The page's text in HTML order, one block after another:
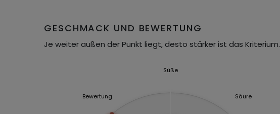
GESCHMACK UND BEWERTUNG
Je weiter außen der Punkt liegt, desto stärker ist das Kriterium.
Süße
Säure
Bewertung